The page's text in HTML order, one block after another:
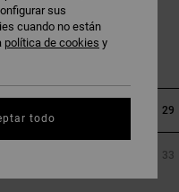
29
33
sus
cuando no están
política de cookies y
todo